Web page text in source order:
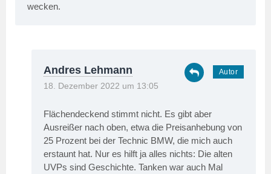
wecken.
Andres Lehmann
18. Dezember 2022 um 13:05
Flächendeckend stimmt nicht. Es gibt aber
Ausreißer nach oben, etwa die Preisanhebung von
25 Prozent bei der Technic BMW, die mich auch
erstaunt hat. Nur es hilft ja alles nichts: Die alten
UVPs sind Geschichte. Tanken war auch Mal